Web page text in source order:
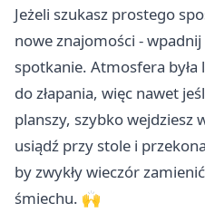
Jeżeli szukasz prostego
nowe znajomości -
spotkanie. Atmosfera była
do złapania, więc nawet
planszy, szybko wejdziesz
usiądź przy stole i
by zwykły wieczór
śmiechu. 🙌